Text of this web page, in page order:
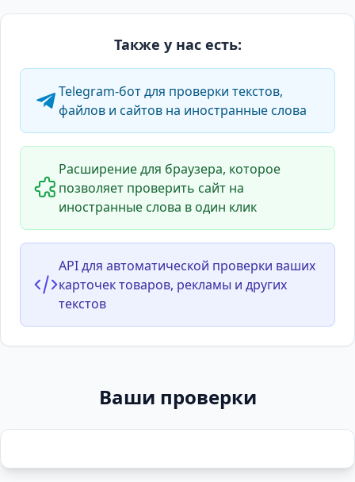
Также у нас есть:
Telegram-бот для проверки текстов,
файлов и сайтов на иностранные слова
Расширение для браузера, которое
позволяет проверить сайт на
иностранные слова в один клик
API для автоматической проверки ваших
карточек товаров, рекламы и других
текстов
Ваши проверки